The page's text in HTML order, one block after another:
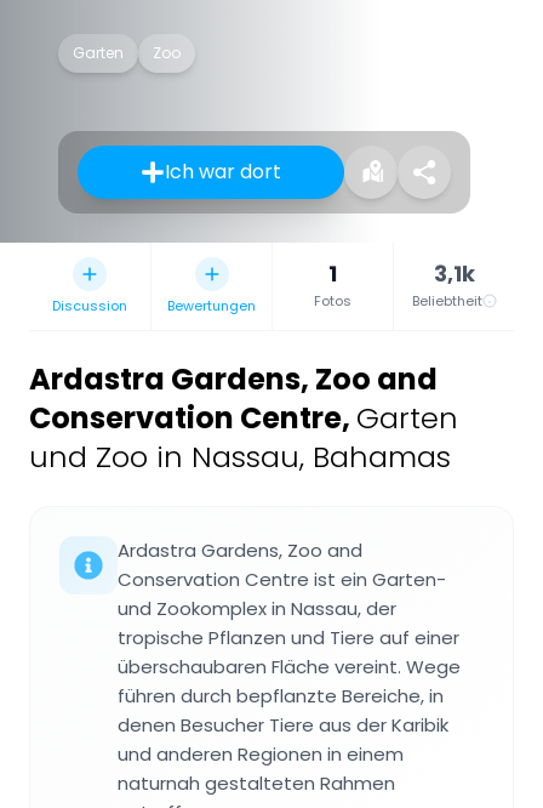
Garten Zoo
Ich war dort
Discussion Bewertungen
1
Fotos
3,1k
Beliebtheit
Ardastra Gardens, Zoo and
Conservation Centre, Garten
und Zoo in Nassau, Bahamas
Ardastra Gardens, Zoo and
Conservation Centre ist ein Garten-
und Zookomplex in Nassau, der
tropische Pflanzen und Tiere auf einer
überschaubaren Fläche vereint. Wege
führen durch bepflanzte Bereiche, in
denen Besucher Tiere aus der Karibik
und anderen Regionen in einem
naturnah gestalteten Rahmen